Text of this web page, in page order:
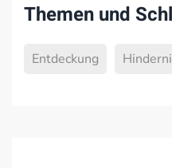
Themen und
Entdeckung